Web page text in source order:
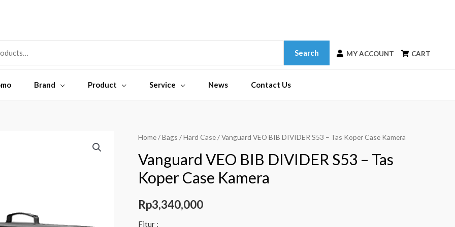
Search MY ACCOUNT CART
Brand Product Service News Contact Us
Home/Bags /Hard Case/ Vanguard VEO BIB DIVIDER S53 – Tas Koper Case Kamera
Vanguard VEO BIB DIVIDER S53 – Tas
Koper Case Kamera
Rp3,340,000
Fitur :
Vanguard
BIB
DIVIDER
-